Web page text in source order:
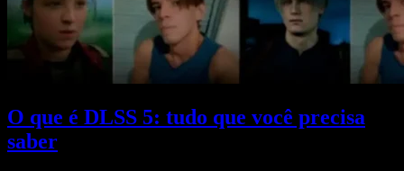
O que é DLSS 5: tudo que você precisa
saber